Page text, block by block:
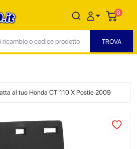
0
al tuo Honda CT 110 X Postie 2009